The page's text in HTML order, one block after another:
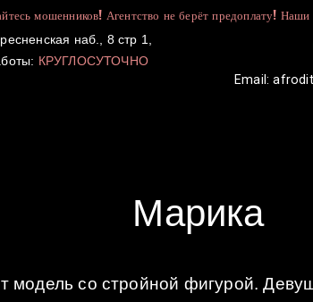
мошенников! Агентство не берёт предоплату! Наши
наб., 8 стр 1,
КРУГЛОСУТОЧНО
Email:
Марика
модель со стройной фигурой.